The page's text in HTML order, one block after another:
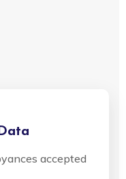
accepted